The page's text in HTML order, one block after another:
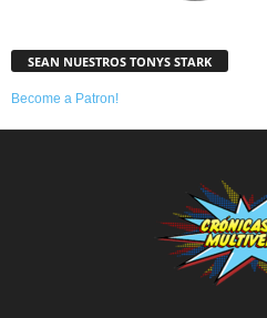
SEAN NUESTROS TONYS STARK
Become a Patron!